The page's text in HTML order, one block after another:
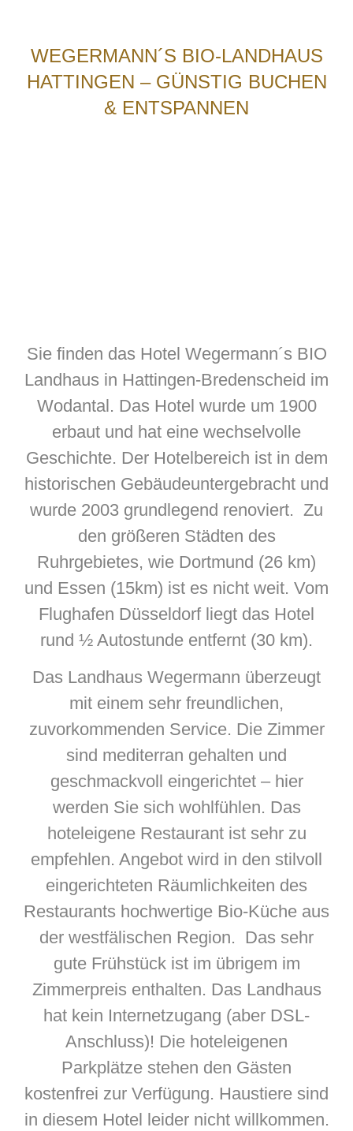
WEGERMANN´S BIO-LANDHAUS
HATTINGEN – GÜNSTIG BUCHEN
& ENTSPANNEN
Sie finden das Hotel Wegermann´s BIO
Landhaus in Hattingen-Bredenscheid im
Wodantal. Das Hotel wurde um 1900
erbaut und hat eine wechselvolle
Geschichte. Der Hotelbereich ist in dem
historischen Gebäudeuntergebracht und
wurde 2003 grundlegend renoviert. Zu
den größeren Städten des
Ruhrgebietes, wie Dortmund (26 km)
und Essen (15km) ist es nicht weit. Vom
Flughafen Düsseldorf liegt das Hotel
rund ½ Autostunde entfernt (30 km).
Das Landhaus Wegermann überzeugt
mit einem sehr freundlichen,
zuvorkommenden Service. Die Zimmer
sind mediterran gehalten und
geschmackvoll eingerichtet – hier
werden Sie sich wohlfühlen. Das
hoteleigene Restaurant ist sehr zu
empfehlen. Angebot wird in den stilvoll
eingerichteten Räumlichkeiten des
Restaurants hochwertige Bio-Küche aus
der westfälischen Region. Das sehr
gute Frühstück ist im übrigem im
Zimmerpreis enthalten. Das Landhaus
hat kein Internetzugang (aber DSL-
Anschluss)! Die hoteleigenen
Parkplätze stehen den Gästen
kostenfrei zur Verfügung. Haustiere sind
in diesem Hotel leider nicht willkommen.